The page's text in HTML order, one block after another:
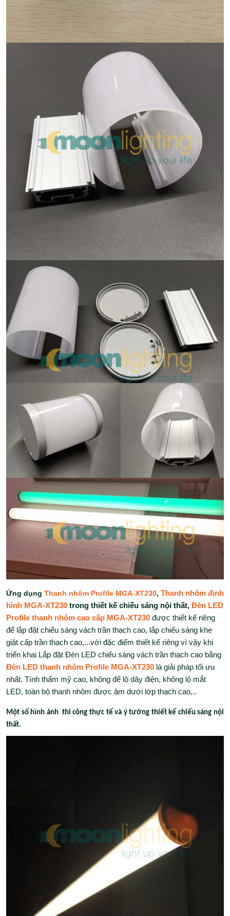
Ứng dụng Thanh nhôm Profile MGA-XT230, Thanh nhôm định
hình MGA-XT230 trong thiết kế chiếu sáng nội thất, Đèn LED
Profile thanh nhôm cao cấp MGA-XT230 được thiết kế riêng
để lắp đặt chiếu sáng vách trần thạch cao, lắp chiếu sáng khe
giật cấp trần thạch cao,...với đặc điểm thiết kế riêng vì vậy khi
triển khai Lắp đặt Đèn LED chiếu sáng vách trần thạch cao bằng
Đèn LED thanh nhôm Profile MGA-XT230 là giải pháp tối ưu
nhất. Tính thẩm mỹ cao, không để lộ dây điện, không lộ mắt
LED, toàn bộ thanh nhôm được âm dưới lớp thạch cao,..
Một số hình ảnh thi công thực tế và ý tưởng thiết kế chiếu sáng nội
thất.